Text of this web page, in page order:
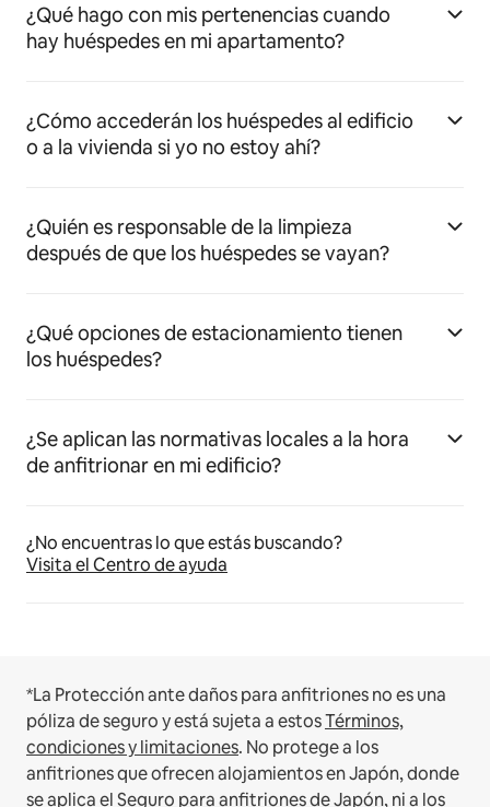
¿Qué hago con mis pertenencias cuando
hay huéspedes en mi apartamento?
¿Cómo accederán los huéspedes al edificio
o a la vivienda si yo no estoy ahí?
¿Quién es responsable de la limpieza
después de que los huéspedes se vayan?
¿Qué opciones de estacionamiento tienen
los huéspedes?
¿Se aplican las normativas locales a la hora
de anfitrionar en mi edificio?
¿No encuentras lo que estás buscando?
Visita el Centro de ayuda
*La Protección ante daños para anfitriones no es una
póliza de seguro y está sujeta a estosTérminos,
condiciones y limitaciones. No protege a los
anfitriones que ofrecen alojamientos en Japón, donde
se aplica elSeguro para anfitriones de Japón, ni a los